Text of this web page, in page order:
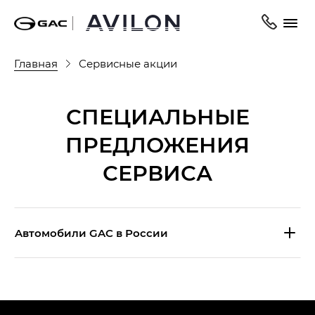
Главная Сервисные акции
СПЕЦИАЛЬНЫЕ
ПРЕДЛОЖЕНИЯ
СЕРВИСА
Aвтомобили GAC в России
Эс Икс ПРЕМИУМ — SX PREMIUM